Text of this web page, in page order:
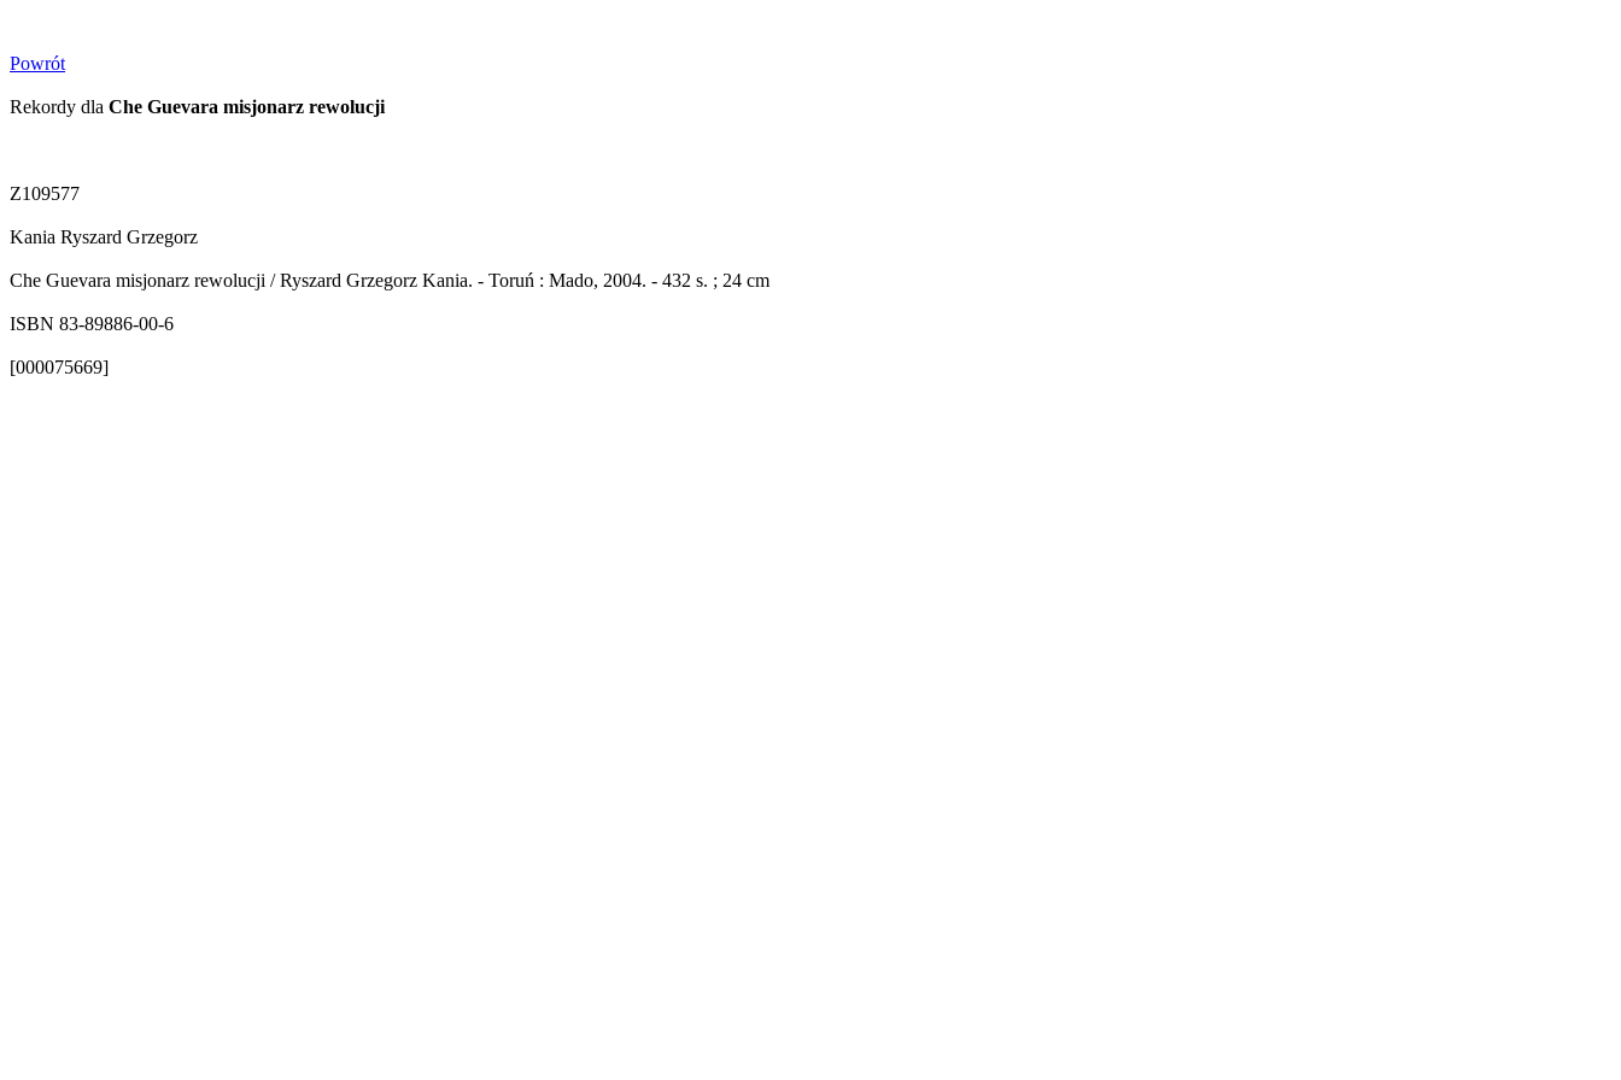
Powrót
Rekordy dla Che Guevara misjonarz rewolucji
Z109577
Kania Ryszard Grzegorz
Che Guevara misjonarz rewolucji / Ryszard Grzegorz Kania. - Toruń : Mado, 2004. - 432 s. ; 24 cm
ISBN 83-89886-00-6
[000075669]